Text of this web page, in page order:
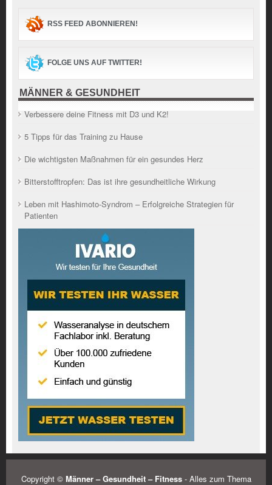
RSS FEED ABONNIEREN!
FOLGE UNS AUF TWITTER!
MÄNNER & GESUNDHEIT
Verbessere deine Fitness mit D3 und K2!
5 Tipps für das Training zu Hause
Die wichtigsten Maßnahmen für ein gesundes Herz
Bitterstofftropfen: Das ist ihre gesundheitliche Wirkung
Leben mit Hashimoto-Syndrom – Erfolgreiche Strategien für
Patienten
Copyright © Männer – Gesundheit – Fitness- Alles zum Thema